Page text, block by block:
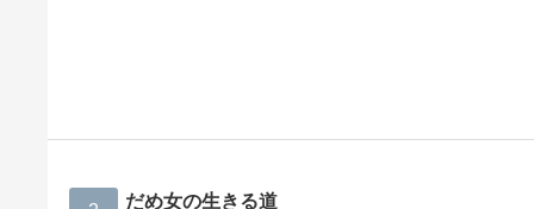
だめ女の生きる道